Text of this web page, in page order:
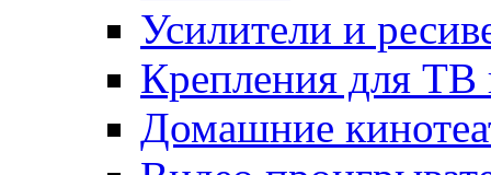
Усилители и
Крепления для ТВ
Домашние